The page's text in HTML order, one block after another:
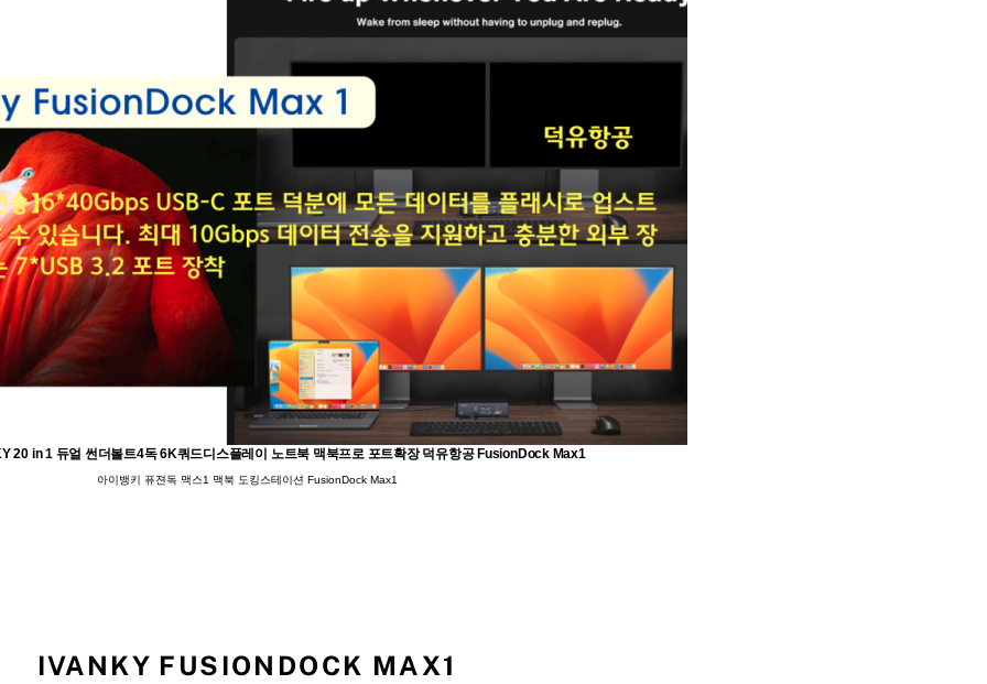
20 in 1 듀얼 썬더볼트4독 6K쿼드디스플레이 노트북 맥북프로 포트확장 덕유항공 FusionDock Max1
아이뱅키 퓨젼독 맥스1 맥북 도킹스테이션 FusionDock Max1
IVANKY FUSIONDOCK MAX1